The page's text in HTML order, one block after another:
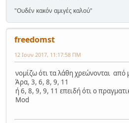
"Ουδέν κακόν αμιγές καλού"
freedomst
12 Ιουν 2017, 11:17:58 ΠΜ
νομίζω ότι τα λάθη χρεώνονται από
Άρα, 3, 6, 8, 9, 11
ή 6, 8, 9, 9, 11 επειδή ότι ο
Mod